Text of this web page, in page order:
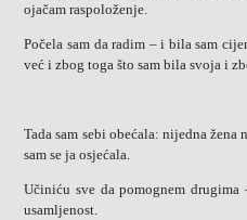
ojačam raspoloženje.
Počela sam da radim – i bila sam
već i zbog toga što sam bila svoja i
Tada sam sebi obećala: nijedna žena
sam se ja osjećala.
Učiniću sve da pomognem drugima
usamljenost.